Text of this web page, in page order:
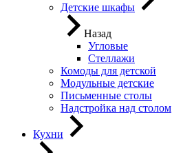
Детские шкафы
Назад
Угловые
Стеллажи
Комоды для детской
Модульные детские
Письменные столы
Надстройка над столом
Кухни